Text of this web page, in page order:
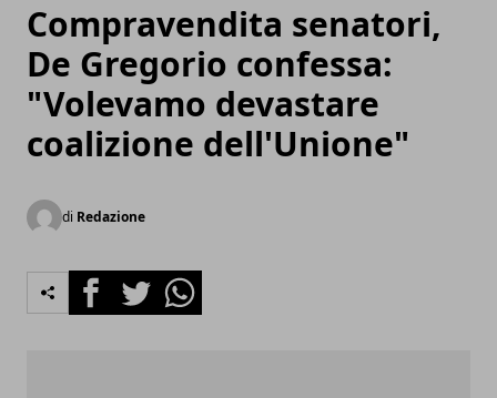
Compravendita senatori,
De Gregorio confessa:
"Volevamo devastare
coalizione dell'Unione"
di Redazione
FacebookTwitterWhatsapp